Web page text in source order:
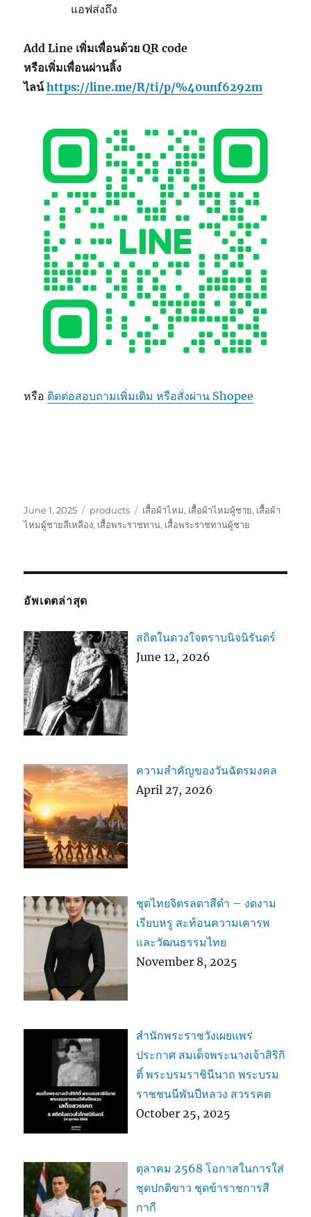
แอฟส่งถึง
Add Line เพิ่มเพื่อนด้วย QR code
หรือเพิ่มเพื่อนผ่านลิ้ง
ไลน์https://line.me/R/ti/p/%40unf6292m
หรือ ติดต่อสอบถามเพิ่มเติม หรือสั่งผ่าน Shopee
Posted
on
June 1, 2025 Categories
products Tags
เสื้อผ้าไหม, เสื้อผ้าไหมผู้ชาย, เสื้อผ้า
ไหมผู้ชายสีเหลือง, เสื้อพระราชทาน, เสื้อพระราชทานผู้ชาย
อัพเดตล่าสุด
สถิตในดวงใจตราบนิจนิรันดร์
June 12, 2026
ความสำคัญของวันฉัตรมงคล
April 27, 2026
ชุดไทยจิตรลดาสีดำ – งดงาม
เรียบหรู สะท้อนความเคารพ
และวัฒนธรรมไทย
November 8, 2025
สำนักพระราชวังเผยแพร่
ประกาศ สมเด็จพระนางเจ้าสิริกิ
ติ์ พระบรมราชินีนาถ พระบรม
ราชชนนีพันปีหลวง สวรรคต
October 25, 2025
ตุลาคม 2568 โอกาสในการใส่
ชุดปกติขาว ชุดข้าราชการสี
กากี